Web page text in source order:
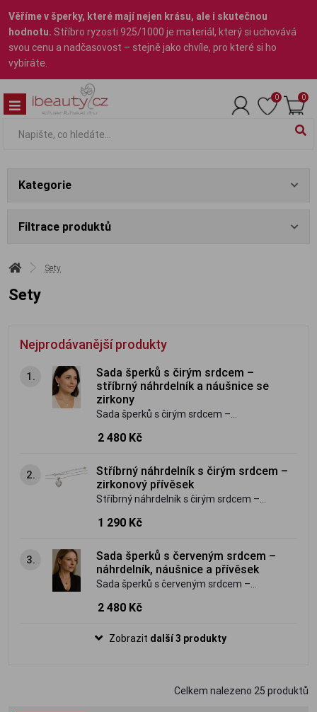
Věříme v šperky, které mají nejen krásu, ale i skutečnou
hodnotu. Stříbro ryzosti 925/1000 je materiál, který si uchovává
svou cenu a nadčasovost – stejně jako chvíle, pro které si ho
vybíráte.
0 0
Kategorie
Filtrace produktů
Sety
Sety
Nejprodávanější produkty
1.
Sada šperků s čirým srdcem –
stříbrný náhrdelník a náušnice se
zirkony
Sada šperků s čirým srdcem –
náhrdelník, náušnice a přívěsek je
2 480 Kč
2.
Stříbrný náhrdelník s čirým srdcem –
zirkonový přívěsek
Stříbrný náhrdelník s čirým srdcem –
zirkonový přívěsek je vyrobený ze stříbra
1 290 Kč
3.
Sada šperků s červeným srdcem –
náhrdelník, náušnice a přívěsek
Sada šperků s červeným srdcem –
náhrdelník, náušnice a přívěsek je
Velice oblíbená.
2 480 Kč
Zobrazit další 3 produkty
Celkem nalezeno 25 produktů